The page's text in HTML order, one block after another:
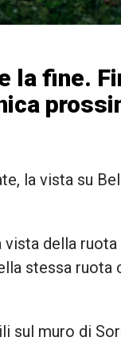
la fine.
la vista su
della
stessa ruota
sul muro di